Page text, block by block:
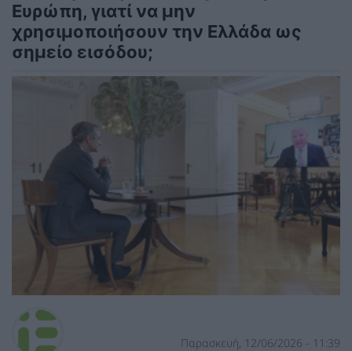
Ευρώπη, γιατί να μην
χρησιμοποιήσουν την Ελλάδα ως
σημείο εισόδου;
Παρασκευή, 12/06/2026 - 11:39